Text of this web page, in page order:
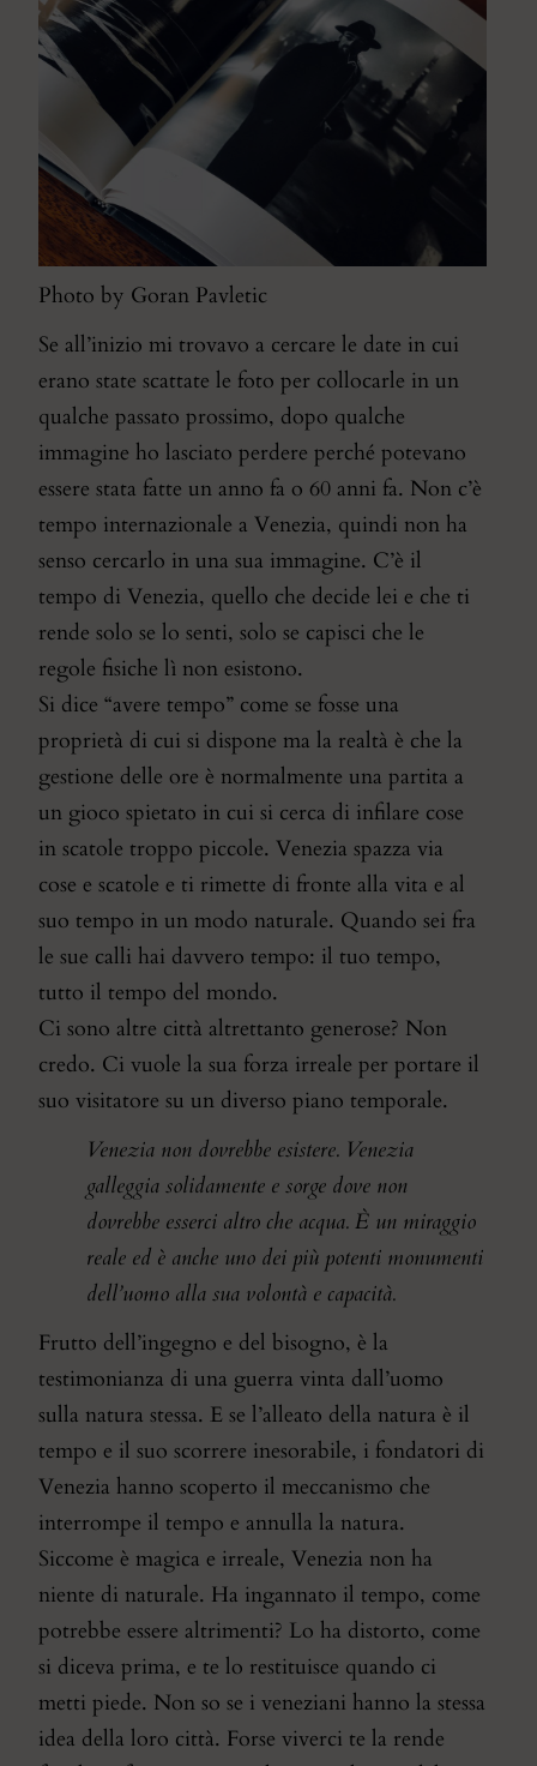
Photo by Goran Pavletic
Se all’inizio mi trovavo a cercare le date in cui
erano state scattate le foto per collocarle in un
qualche passato prossimo, dopo qualche
immagine ho lasciato perdere perché potevano
essere stata fatte un anno fa o 60 anni fa. Non c’è
tempo internazionale a Venezia, quindi non ha
senso cercarlo in una sua immagine. C’è il
tempo di Venezia, quello che decide lei e che ti
rende solo se lo senti, solo se capisci che le
regole fisiche lì non esistono.
Si dice “avere tempo” come se fosse una
proprietà di cui si dispone ma la realtà è che la
gestione delle ore è normalmente una partita a
un gioco spietato in cui si cerca di infilare cose
in scatole troppo piccole. Venezia spazza via
cose e scatole e ti rimette di fronte alla vita e al
suo tempo in un modo naturale. Quando sei fra
le sue calli hai davvero tempo: il tuo tempo,
tutto il tempo del mondo.
Ci sono altre città altrettanto generose? Non
credo. Ci vuole la sua forza irreale per portare il
suo visitatore su un diverso piano temporale.
Venezia non dovrebbe esistere. Venezia
galleggia solidamente e sorge dove non
dovrebbe esserci altro che acqua. È un miraggio
reale ed è anche uno dei più potenti monumenti
dell’uomo alla sua volontà e capacità.
Frutto dell’ingegno e del bisogno, è la
testimonianza di una guerra vinta dall’uomo
sulla natura stessa. E se l’alleato della natura è il
tempo e il suo scorrere inesorabile, i fondatori di
Venezia hanno scoperto il meccanismo che
interrompe il tempo e annulla la natura.
Siccome è magica e irreale, Venezia non ha
niente di naturale. Ha ingannato il tempo, come
potrebbe essere altrimenti? Lo ha distorto, come
si diceva prima, e te lo restituisce quando ci
metti piede. Non so se i veneziani hanno la stessa
idea della loro città. Forse viverci te la rende